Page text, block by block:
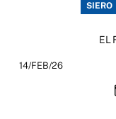
SIERO
EL
14/FEB/26